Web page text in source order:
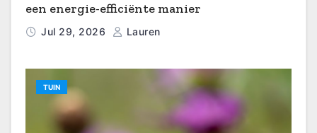
een energie-efficiënte manier
Jul 29, 2026 Lauren
TUIN